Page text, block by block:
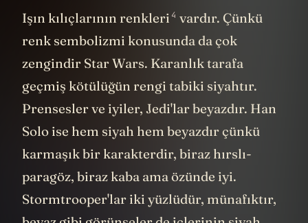
Işın kılıçlarının renkleri 4 vardır. Çünkü
renk sembolizmi konusunda da çok
zengindir Star Wars. Karanlık tarafa
geçmiş kötülüğün rengi tabiki siyahtır.
Prensesler ve iyiler, Jedi'lar beyazdır. Han
Solo ise hem siyah hem beyazdır çünkü
karmaşık bir karakterdir, biraz hırslı-
paragöz, biraz kaba ama özünde iyi.
Stormtrooper'lar iki yüzlüdür, münafıktır,